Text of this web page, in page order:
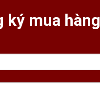
ký mua hàng